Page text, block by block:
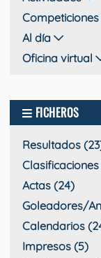
Competiciones
Al día
Oficina virtual
FICHEROS
Resultados
Clasificaciones
Actas (24)
Goleadores/
Calendarios
Impresos (5)